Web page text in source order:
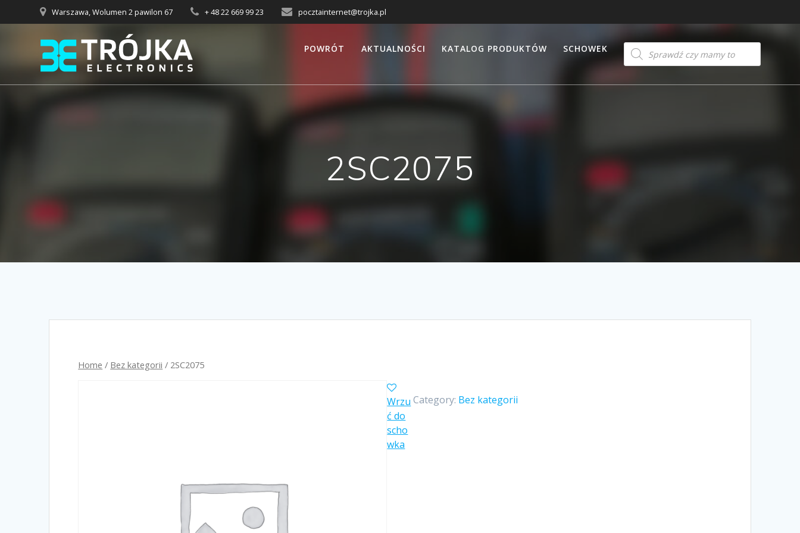
do
Warszawa, Wolumen 2 pawilon 67 + 48 22 669 99 23 pocztainternet@trojka.pl
POWRÓT AKTUALNOŚCI KATALOG PRODUKTÓW SCHOWEK
Products
search
2SC2075
Home / Bez kategorii / 2SC2075
Category: Bez kategorii
Wrzu
ć do
scho
wka